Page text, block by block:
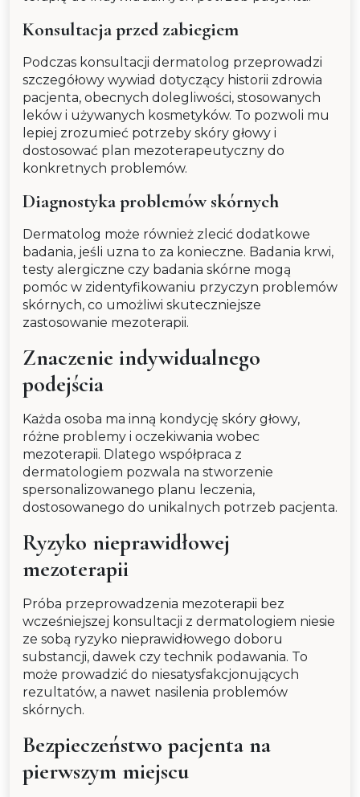
Konsultacja przed zabiegiem
Podczas konsultacji dermatolog przeprowadzi
szczegółowy wywiad dotyczący historii zdrowia
pacjenta, obecnych dolegliwości, stosowanych
leków i używanych kosmetyków. To pozwoli mu
lepiej zrozumieć potrzeby skóry głowy i
dostosować plan mezoterapeutyczny do
konkretnych problemów.
Diagnostyka problemów skórnych
Dermatolog może również zlecić dodatkowe
badania, jeśli uzna to za konieczne. Badania krwi,
testy alergiczne czy badania skórne mogą
pomóc w zidentyfikowaniu przyczyn problemów
skórnych, co umożliwi skuteczniejsze
zastosowanie mezoterapii.
Znaczenie indywidualnego
podejścia
Każda osoba ma inną kondycję skóry głowy,
różne problemy i oczekiwania wobec
mezoterapii. Dlatego współpraca z
dermatologiem pozwala na stworzenie
spersonalizowanego planu leczenia,
dostosowanego do unikalnych potrzeb pacjenta.
Ryzyko nieprawidłowej
mezoterapii
Próba przeprowadzenia mezoterapii bez
wcześniejszej konsultacji z dermatologiem niesie
ze sobą ryzyko nieprawidłowego doboru
substancji, dawek czy technik podawania. To
może prowadzić do niesatysfakcjonujących
rezultatów, a nawet nasilenia problemów
skórnych.
Bezpieczeństwo pacjenta na
pierwszym miejscu